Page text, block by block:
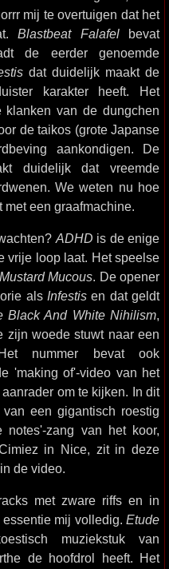
mij te overtuigen dat het
Blastbeat Falafelbevat
de eerder genoemde
dat duidelijk maakt de
karakter heeft. Het
klanken van de dungchen
de taikos (grote Japanse
aankondigen. De
duidelijk dat vreemde
We weten nu hoe
een graafmachine.
ADHD is de enige
vrije loop laat. Het speelse
Mustard Mucous. De opener
als Infestis en dat geldt
Black And White Nihilism,
zijn woede stuwt naar een
nummer bevat ook
'making of'-video van het
om te kijken. In dit
een gigantisch roestig
notes'-zang van het koor,
in Nice, zit in deze
de video.
met zware riffs en in
mij volledig. Etude
muziekstuk van
de hoofdrol heeft. Het